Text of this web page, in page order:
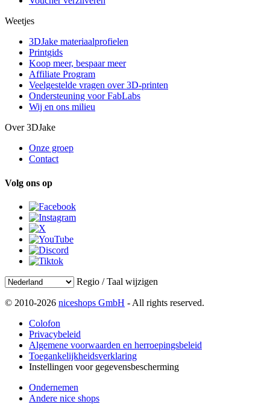
Weetjes
3DJake materiaalprofielen
Printgids
Koop meer, bespaar meer
Affiliate Program
Veelgestelde vragen over 3D-printen
Ondersteuning voor FabLabs
Wij en ons milieu
Over 3DJake
Onze groep
Contact
Volg ons op
Regio / Taal wijzigen
© 2010-2026 niceshops GmbH - All rights reserved.
Colofon
Privacybeleid
Algemene voorwaarden en herroepingsbeleid
Toegankelijkheidsverklaring
Instellingen voor gegevensbescherming
Ondernemen
Andere nice shops